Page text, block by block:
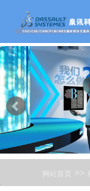
网站首页 >>